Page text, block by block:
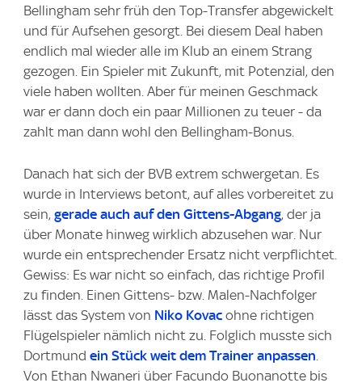
Bellingham sehr früh den Top-Transfer abgewickelt
und für Aufsehen gesorgt. Bei diesem Deal haben
endlich mal wieder alle im Klub an einem Strang
gezogen. Ein Spieler mit Zukunft, mit Potenzial, den
viele haben wollten. Aber für meinen Geschmack
war er dann doch ein paar Millionen zu teuer - da
zahlt man dann wohl den Bellingham-Bonus.
Danach hat sich der BVB extrem schwergetan. Es
wurde in Interviews betont, auf alles vorbereitet zu
sein, gerade auch auf den Gittens-Abgang, der ja
über Monate hinweg wirklich abzusehen war. Nur
wurde ein entsprechender Ersatz nicht verpflichtet.
Gewiss: Es war nicht so einfach, das richtige Profil
zu finden. Einen Gittens- bzw. Malen-Nachfolger
lässt das System von Niko Kovac ohne richtigen
Flügelspieler nämlich nicht zu. Folglich musste sich
Dortmund ein Stück weit dem Trainer anpassen.
Von Ethan Nwaneri über Facundo Buonanotte bis